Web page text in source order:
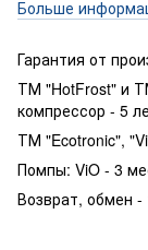
Больше
Гарантия от
ТМ "HotFrost" и
компрессор - 5
ТМ "Ecotronic",
Помпы: ViO - 3
Возврат, обмен -